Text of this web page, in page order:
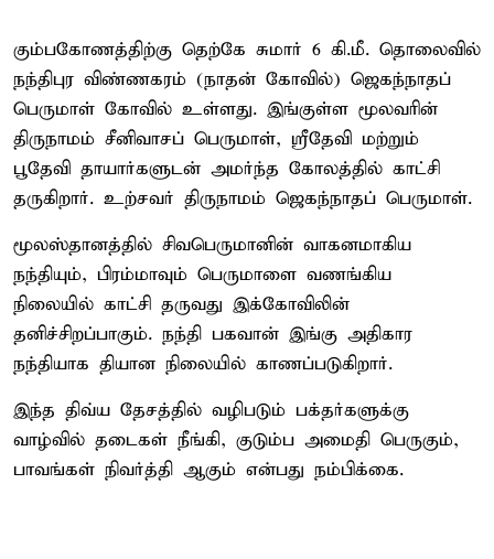
கும்பகோணத்திற்கு தெற்கே சுமார் 6 கி.மீ. தொலைவில்
நந்திபுர விண்ணகரம் (நாதன் கோவில்) ஜெகந்நாதப்
பெருமாள் கோவில் உள்ளது. இங்குள்ள மூலவரின்
திருநாமம் சீனிவாசப் பெருமாள், ஸ்ரீதேவி மற்றும்
பூதேவி தாயார்களுடன் அமர்ந்த கோலத்தில் காட்சி
தருகிறார். உற்சவர் திருநாமம் ஜெகந்நாதப் பெருமாள்.
மூலஸ்தானத்தில் சிவபெருமானின் வாகனமாகிய
நந்தியும், பிரம்மாவும் பெருமாளை வணங்கிய
நிலையில் காட்சி தருவது இக்கோவிலின்
தனிச்சிறப்பாகும். நந்தி பகவான் இங்கு அதிகார
நந்தியாக தியான நிலையில் காணப்படுகிறார்.
இந்த திவ்ய தேசத்தில் வழிபடும் பக்தர்களுக்கு
வாழ்வில் தடைகள் நீங்கி, குடும்ப அமைதி பெருகும்,
பாவங்கள் நிவர்த்தி ஆகும் என்பது நம்பிக்கை.